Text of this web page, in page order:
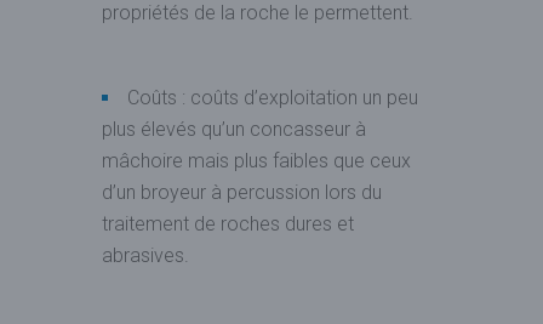
propriétés de la roche le permettent.
Coûts : coûts d’exploitation un peu
plus élevés qu’un concasseur à
mâchoire mais plus faibles que ceux
d’un broyeur à percussion lors du
traitement de roches dures et
abrasives.